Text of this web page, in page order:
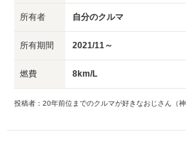
剛性の低さからか、荒れた路面では2列目
という音が目立ちます。これは年式相応なのだろうか。 ・
スイッチにバック照明がない オーディオ、
が、ドアミラー格納スイッチにバック照明
探すことになりました。慣れれば問題ない
いですね。 ・電制スロットルのレスポンスがかったるい SIドライブをIまた
はSでのレスポンスがかったるいと感じま
の設定のようですね。S#はまあまあかと思います。 ・メーター
ドメーター、右にタコメーター、左には燃
所有者 自分のクルマ
所有期間 2021/11～
燃費 8km/L
投稿者：20年前位までのクルマが好きなおじさん（神